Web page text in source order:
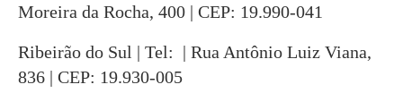
Moreira da Rocha, 400 | CEP: 19.990-041
Ribeirão do Sul | Tel: | Rua Antônio Luiz Viana,
836 | CEP: 19.930-005